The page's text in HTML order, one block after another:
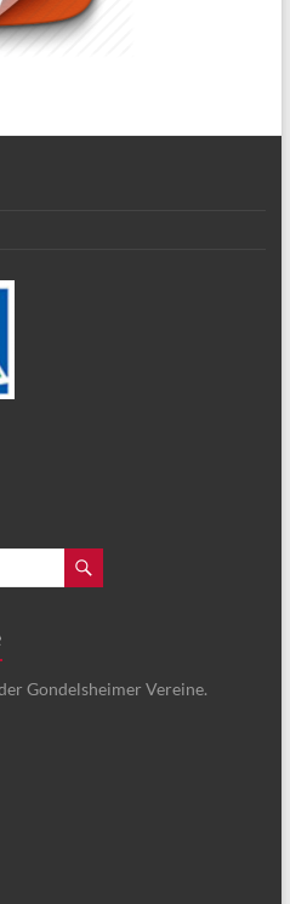
Gondelsheimer Vereine.